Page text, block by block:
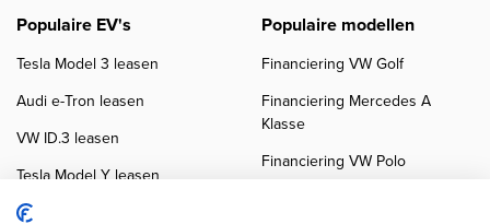
Populaire EV's
Tesla Model 3 leasen
Audi e-Tron leasen
VW ID.3 leasen
Tesla Model Y leasen
VW ID.4 leasen
Populaire modellen
Financiering VW Golf
Financiering Mercedes A
Klasse
Financiering VW Polo